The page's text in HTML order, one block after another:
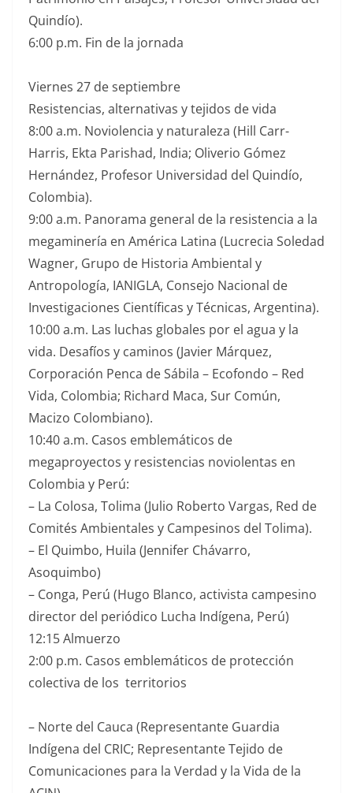
Quindío).
6:00 p.m. Fin de la jornada
Viernes 27 de septiembre
Resistencias, alternativas y tejidos de vida
8:00 a.m. Noviolencia y naturaleza (Hill Carr-
Harris, Ekta Parishad, India; Oliverio Gómez
Hernández, Profesor Universidad del Quindío,
Colombia).
9:00 a.m. Panorama general de la resistencia a la
megaminería en América Latina (Lucrecia Soledad
Wagner, Grupo de Historia Ambiental y
Antropología, IANIGLA, Consejo Nacional de
Investigaciones Científicas y Técnicas, Argentina).
10:00 a.m. Las luchas globales por el agua y la
vida. Desafíos y caminos (Javier Márquez,
Corporación Penca de Sábila – Ecofondo – Red
Vida, Colombia; Richard Maca, Sur Común,
Macizo Colombiano).
10:40 a.m. Casos emblemáticos de
megaproyectos y resistencias noviolentas en
Colombia y Perú:
– La Colosa, Tolima (Julio Roberto Vargas, Red de
Comités Ambientales y Campesinos del Tolima).
– El Quimbo, Huila (Jennifer Chávarro,
Asoquimbo)
– Conga, Perú (Hugo Blanco, activista campesino
director del periódico Lucha Indígena, Perú)
12:15 Almuerzo
2:00 p.m. Casos emblemáticos de protección
colectiva de los territorios
– Norte del Cauca (Representante Guardia
Indígena del CRIC; Representante Tejido de
Comunicaciones para la Verdad y la Vida de la